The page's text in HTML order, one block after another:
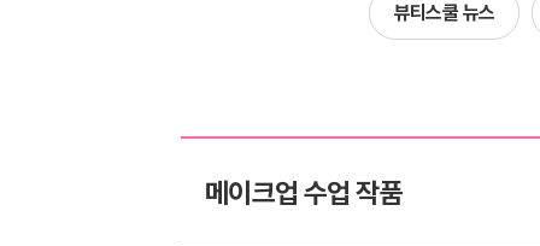
제휴협력사
뷰티스쿨 뉴스
메이크업 수업 작품